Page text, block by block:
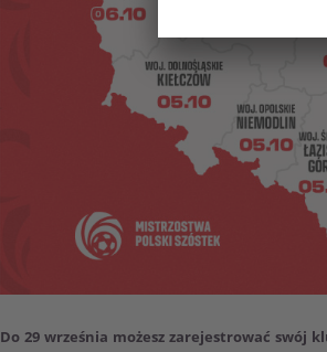
Do 29 września możesz zarejestrować swój